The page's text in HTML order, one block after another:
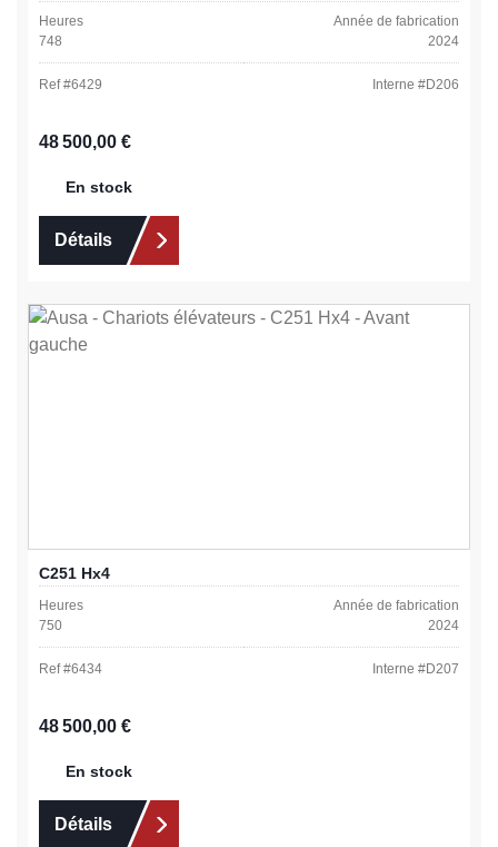
Heures
748
Année de fabrication
2024
Ref #6429 Interne #D206
Prix régulier :
48 500,00 €
En stock
Détails
C251 Hx4
Heures
750
Année de fabrication
2024
Ref #6434 Interne #D207
Prix régulier :
48 500,00 €
En stock
Détails